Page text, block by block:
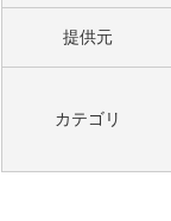
提供元
カテゴリ